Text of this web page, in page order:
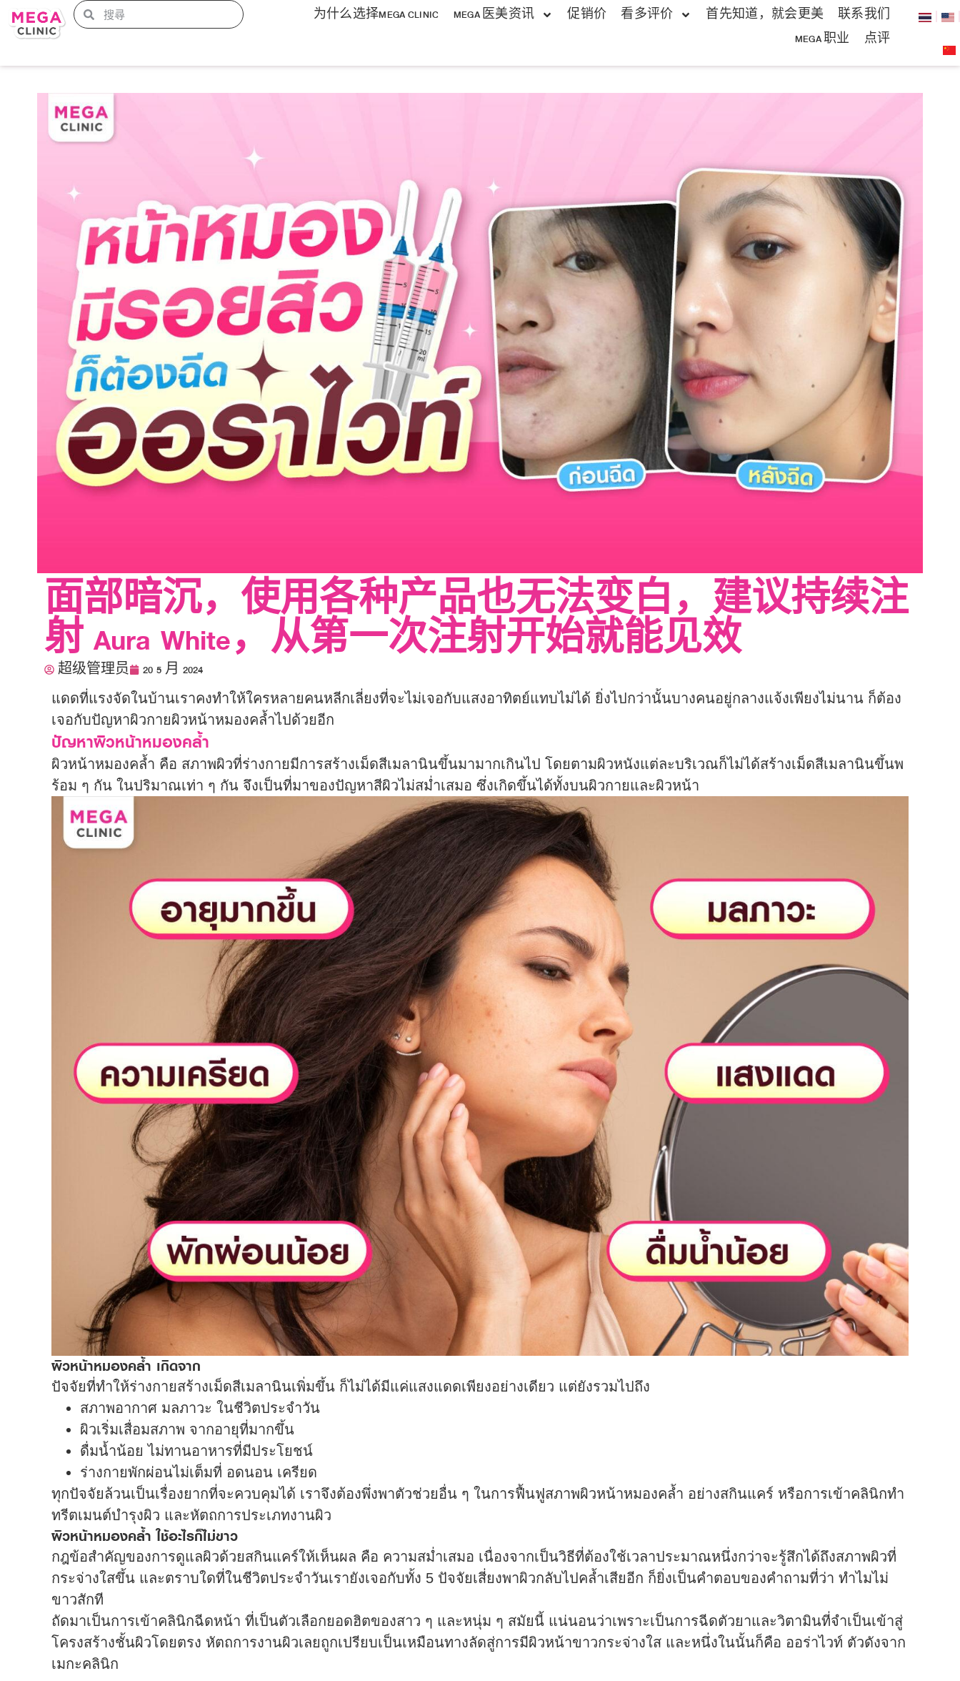
为什么选择MEGA CLINIC MEGA 医美资讯 促销价 看多评价 首先知道，就会更美
联系我们
MEGA 职业
点评
面部暗沉，使用各种产品也无法变白，建议持续注
射 Aura White，从第一次注射开始就能见效
超级管理员
แดดที่แรงจัดในบ้านเราคงทำให้ใครหลายคนหลีกเลี่ยงที่จะไม่เจอกับแสงอาทิตย์แทบไม่ได้ ยิ่งไปกว่านั้นบางคนอยู่กลางแจ้งเพียงไม่นาน ก็ต้อง
เจอกับปัญหาผิวกายผิวหน้าหมองคล้ำไปด้วยอีก
ปัญหาผิวหน้าหมองคล้ำ
ผิวหน้าหมองคล้ำ คือ สภาพผิวที่ร่างกายมีการสร้างเม็ดสีเมลานินขึ้นมามากเกินไป โดยตามผิวหนังแต่ละบริเวณก็ไม่ได้สร้างเม็ดสีเมลานินขึ้นพ
ร้อม ๆ กัน ในปริมาณเท่า ๆ กัน จึงเป็นที่มาของปัญหาสีผิวไม่สม่ำเสมอ ซึ่งเกิดขึ้นได้ทั้งบนผิวกายและผิวหน้า
ผิวหน้าหมองคล้ำ เกิดจาก
ปัจจัยที่ทำให้ร่างกายสร้างเม็ดสีเมลานินเพิ่มขึ้น ก็ไม่ได้มีแค่แสงแดดเพียงอย่างเดียว แต่ยังรวมไปถึง
สภาพอากาศ มลภาวะ ในชีวิตประจำวัน
ผิวเริ่มเสื่อมสภาพ จากอายุที่มากขึ้น
ดื่มน้ำน้อย ไม่ทานอาหารที่มีประโยชน์
ร่างกายพักผ่อนไม่เต็มที่ อดนอน เครียด
ทุกปัจจัยล้วนเป็นเรื่องยากที่จะควบคุมได้ เราจึงต้องพึ่งพาตัวช่วยอื่น ๆ ในการฟื้นฟูสภาพผิวหน้าหมองคล้ำ อย่างสกินแคร์ หรือการเข้าคลินิกทำ
ทรีตเมนต์บำรุงผิว และหัตถการประเภทงานผิว
ผิวหน้าหมองคล้ำ ใช้อะไรก็ไม่ขาว
กฎข้อสำคัญของการดูแลผิวด้วยสกินแคร์ให้เห็นผล คือ ความสม่ำเสมอ เนื่องจากเป็นวิธีที่ต้องใช้เวลาประมาณหนึ่งกว่าจะรู้สึกได้ถึงสภาพผิวที่
กระจ่างใสขึ้น และตราบใดที่ในชีวิตประจำวันเรายังเจอกับทั้ง 5 ปัจจัยเสี่ยงพาผิวกลับไปคล้ำเสียอีก ก็ยิ่งเป็นคำตอบของคำถามที่ว่า ทำไมไม่
ขาวสักที
ถัดมาเป็นการเข้าคลินิกฉีดหน้า ที่เป็นตัวเลือกยอดฮิตของสาว ๆ และหนุ่ม ๆ สมัยนี้ แน่นอนว่าเพราะเป็นการฉีดตัวยาและวิตามินที่จำเป็นเข้าสู่
โครงสร้างชั้นผิวโดยตรง หัตถการงานผิวเลยถูกเปรียบเป็นเหมือนทางลัดสู่การมีผิวหน้าขาวกระจ่างใส และหนึ่งในนั้นก็คือ ออร่าไวท์ ตัวดังจาก